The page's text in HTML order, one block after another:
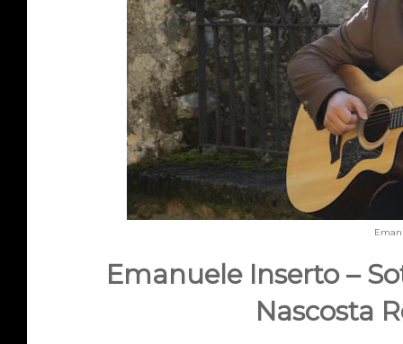
Emanuele Inserto –
Nascosta